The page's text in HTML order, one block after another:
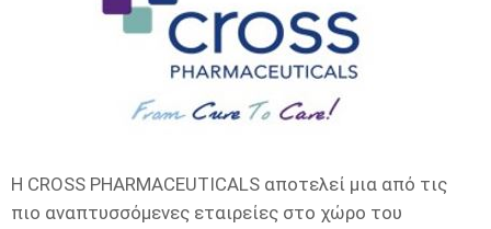
Η CROSS PHARMACEUTICALS αποτελεί μια από τις
πιο αναπτυσσόμενες εταιρείες στο χώρο του